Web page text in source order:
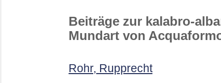
Beiträge zur kalabro-
Mundart von
Rohr, Rupprecht